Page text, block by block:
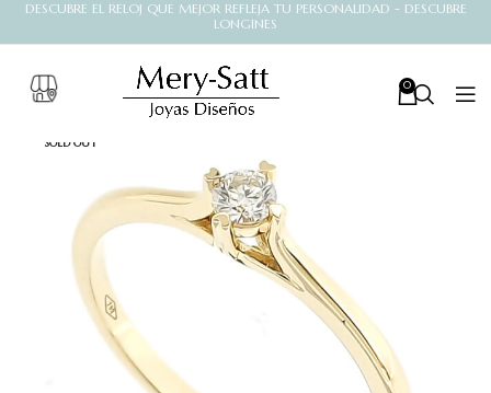
DESCUBRE EL RELOJ QUE MEJOR REFLEJA TU PERSONALIDAD - DESCUBRE
LONGINES
0
SOLD OUT